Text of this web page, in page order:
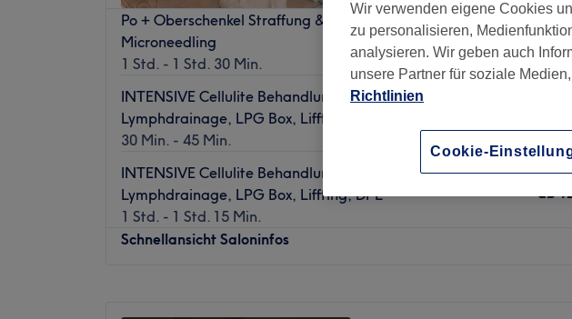
Po + Oberschenkel Straffung & Anti Cellulite mit RF
Microneedling
1 Std. - 1 Std. 30 Min.
ab
INTENSIVE Cellulite Behandlung (30 Min) - Po, Oberschenkel:
Lymphdrainage, LPG Box, Liffting, DPL
30 Min. - 45 Min.
INTENSIVE Cellulite Behandlung (60 Min) - Po, Oberschenkel:
Lymphdrainage, LPG Box, Liffting, DPL
1 Std. - 1 Std. 15 Min.
ab
Schnellansicht Saloninfos
Wir verwenden eigene Cookies
zu personalisieren,
analysieren. Wir geben auch
unsere Partner für soziale
Richtlinien
Cookie-